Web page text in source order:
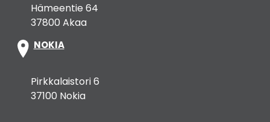
Hämeentie 64
37800 Akaa
NOKIA
Pirkkalaistori 6
37100 Nokia